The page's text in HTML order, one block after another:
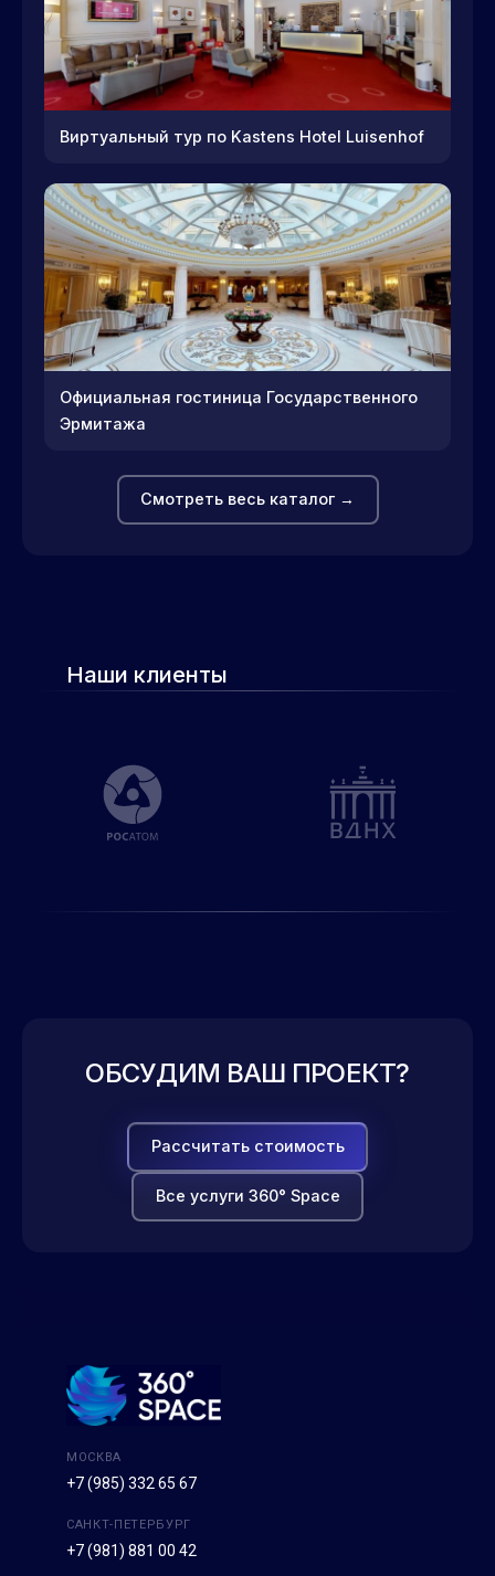
Виртуальный тур по Kastens Hotel Luisenhof
Официальная гостиница Государственного
Эрмитажа
Смотреть весь каталог →
Наши клиенты
ОБСУДИМ ВАШ ПРОЕКТ?
Рассчитать стоимость
Все услуги 360° Space
МОСКВА
+7 (985) 332 65 67
САНКТ-ПЕТЕРБУРГ
+7 (981) 881 00 42